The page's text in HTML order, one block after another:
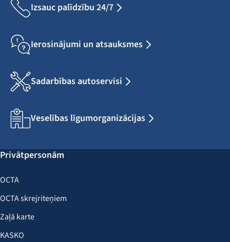
Izsauc palīdzību 24/7
Ierosinājumi un atsauksmes
Sadarbības autoservisi
Veselības līgumorganizācijas
Privātpersonām
OCTA
OCTA skrejriteņiem
Zaļā karte
KASKO